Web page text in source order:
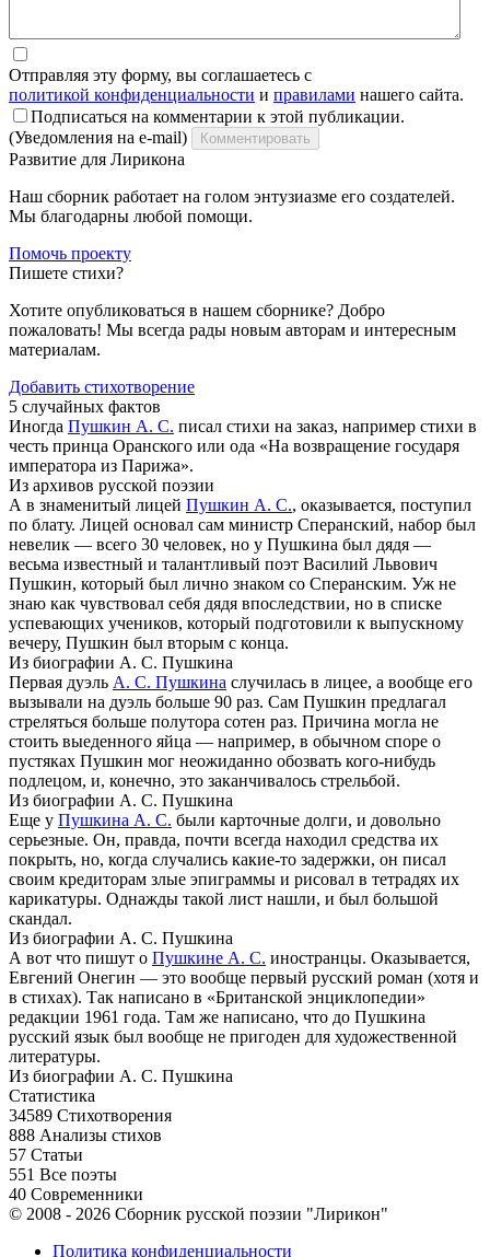
Отправляя эту форму, вы соглашаетесь с
политикой конфиденциальности и правилами нашего сайта.
Подписаться на комментарии к этой публикации.
(Уведомления на e-mail)
Комментировать
Развитие для Лирикона
Наш сборник работает на голом энтузиазме его создателей.
Мы благодарны любой помощи.
Помочь проекту
Пишете стихи?
Хотите опубликоваться в нашем сборнике? Добро
пожаловать! Мы всегда рады новым авторам и интересным
материалам.
Добавить стихотворение
5 случайных фактов
Иногда Пушкин А. С. писал стихи на заказ, например стихи в
честь принца Оранского или ода «На возвращение государя
императора из Парижа».
Из архивов русской поэзии
А в знаменитый лицей Пушкин А. С., оказывается, поступил
по блату. Лицей основал сам министр Сперанский, набор был
невелик — всего 30 человек, но у Пушкина был дядя —
весьма известный и талантливый поэт Василий Львович
Пушкин, который был лично знаком со Сперанским. Уж не
знаю как чувствовал себя дядя впоследствии, но в списке
успевающих учеников, который подготовили к выпускному
вечеру, Пушкин был вторым с конца.
Из биографии А. С. Пушкина
Первая дуэль А. С. Пушкина случилась в лицее, а вообще его
вызывали на дуэль больше 90 раз. Сам Пушкин предлагал
стреляться больше полутора сотен раз. Причина могла не
стоить выеденного яйца — например, в обычном споре о
пустяках Пушкин мог неожиданно обозвать кого-нибудь
подлецом, и, конечно, это заканчивалось стрельбой.
Из биографии А. С. Пушкина
Еще у Пушкина А. С. были карточные долги, и довольно
серьезные. Он, правда, почти всегда находил средства их
покрыть, но, когда случались какие-то задержки, он писал
своим кредиторам злые эпиграммы и рисовал в тетрадях их
карикатуры. Однажды такой лист нашли, и был большой
скандал.
Из биографии А. С. Пушкина
А вот что пишут о Пушкине А. С. иностранцы. Оказывается,
Евгений Онегин — это вообще первый русский роман (хотя и
в стихах). Так написано в «Британской энциклопедии»
редакции 1961 года. Там же написано, что до Пушкина
русский язык был вообще не пригоден для художественной
литературы.
Из биографии А. С. Пушкина
Статистика
34589 Стихотворения
888 Анализы стихов
57 Статьи
551 Все поэты
40 Современники
© 2008 - 2026 Сборник русской поэзии "Лирикон"
Политика конфиденциальности